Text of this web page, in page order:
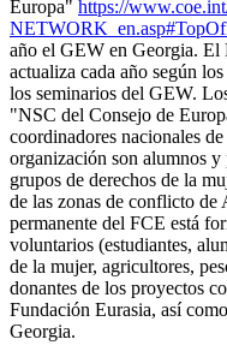
Europa" https://
año el GEW en Georgia. El
actualiza cada año según
los seminarios del GEW.
"NSC del Consejo de
coordinadores nacionales
organización son alumnos y
grupos de derechos de la
de las zonas de conflicto de
permanente del FCE está
voluntarios (estudiantes,
de la mujer, agricultores,
donantes de los proyectos
Fundación Eurasia, así
Georgia.